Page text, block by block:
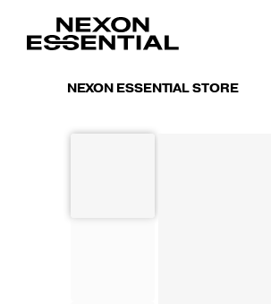
NEXON ESSENTIAL STORE